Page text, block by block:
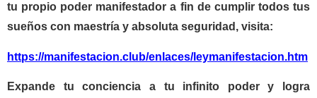
tu propio poder manifestador a fin de cumplir todos tus
sueños con maestría y absoluta seguridad, visita:
https://manifestacion.club/enlaces/leymanifestacion.htm
Expande tu conciencia a tu infinito poder y logra